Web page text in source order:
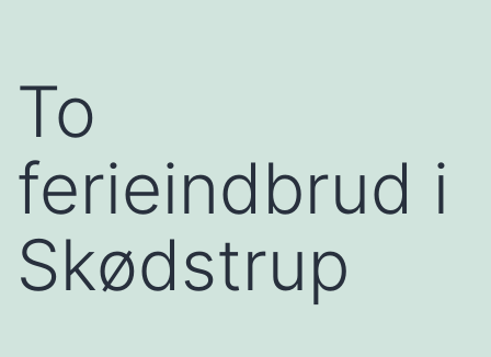
To
ferieindbrud i
Skødstrup